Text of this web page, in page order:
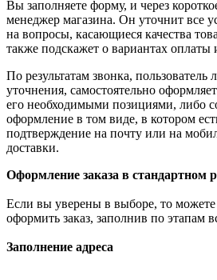
Вы заполняете форму, и через
менеджер магазина. Он уточнит все
на вопросы, касающиеся качества
также подскажет о вариантах оплаты
По результатам звонка, пользователь
уточнения, самостоятельно
его необходимыми позициями, либо
оформление в том виде, в котором
подтверждение на почту или на
доставки.
Оформление заказа в стандартном
Если вы уверены в выборе, то можете
оформить заказ, заполнив по этапам
Заполнение адреса